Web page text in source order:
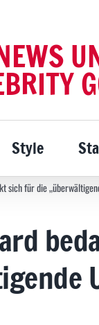
Style
sich für die